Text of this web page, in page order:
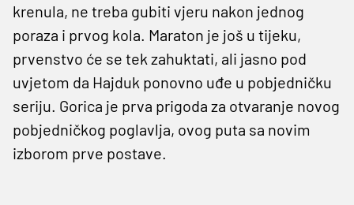
krenula, ne treba gubiti vjeru nakon jednog
poraza i prvog kola. Maraton je još u tijeku,
prvenstvo će se tek zahuktati, ali jasno pod
uvjetom da Hajduk ponovno uđe u pobjedničku
seriju. Gorica je prva prigoda za otvaranje novog
pobjedničkog poglavlja, ovog puta sa novim
izborom prve postave.